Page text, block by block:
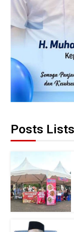
Posts Lists